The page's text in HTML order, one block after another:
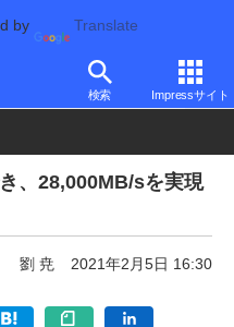
by Translate
検索 Impressサイト
拡張カード
、28,000MB/sを実現
劉 尭 2021年2月5日 16:30